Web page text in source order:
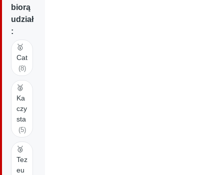
biorą
udział
:
🥇
Cat
(8)
🥈
Ka
czy
sta
(5)
🥉
Tez
eu